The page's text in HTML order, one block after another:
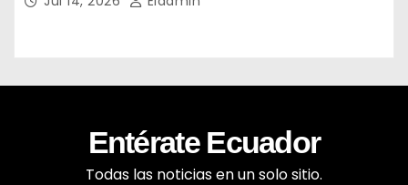
Entérate Ecuador
Todas las noticias en un solo sitio.